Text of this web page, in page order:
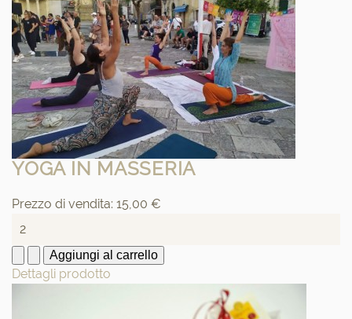
YOGA IN MASSERIA
Prezzo di vendita: 15,00 €
Dettagli prodotto